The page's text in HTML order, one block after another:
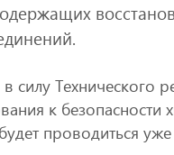
силу Технического
к
проводиться